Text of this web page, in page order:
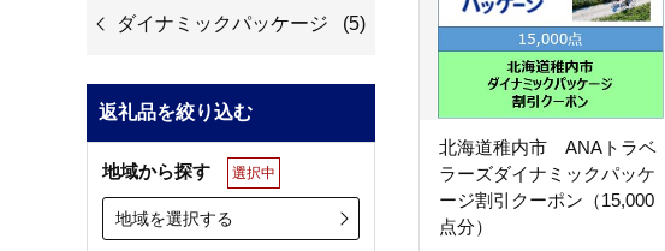
ダイナミックパッケージ (5)
返礼品を絞り込む
地域から探す 選択中
地域を選択する
北海道稚内市 ANAトラベ
ラーズダイナミックパッケ
ージ割引クーポン（15,000
点分）